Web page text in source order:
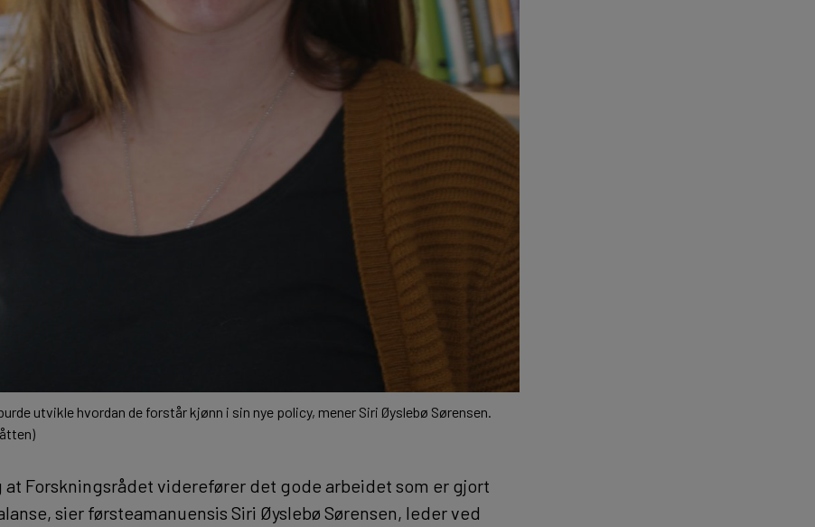
utvikle hvordan de forstår kjønn i sin nye policy, mener Siri Øyslebø Sørensen.
at Forskningsrådet viderefører det gode arbeidet som er gjort
sier førsteamanuensis Siri Øyslebø Sørensen, leder ved